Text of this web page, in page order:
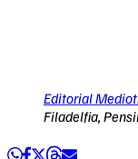
Editorial
Filadelfia,